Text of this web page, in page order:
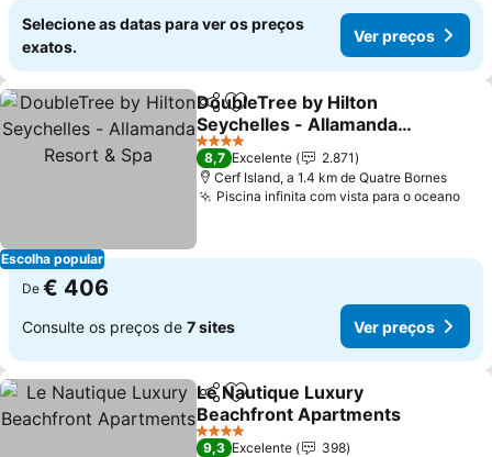
Selecione as datas para ver os preços
exatos.
Ver preços
Escolha popular
PartilharAdicionar aos favoritos
DoubleTree by Hilton
Seychelles - Allamanda
Resort & Spa
Ver preços
4 Estrelas
8,7 Excelente
2.871
Cerf Island, a 1.4 km de Quatre Bornes
Piscina infinita com vista para o oceano
De € 406
Consulte os preços de 7 sites Ver preços
PartilharAdicionar aos favoritos
Le Nautique Luxury
Beachfront Apartments
Ver preços
4 Estrelas
9,3 Excelente
398